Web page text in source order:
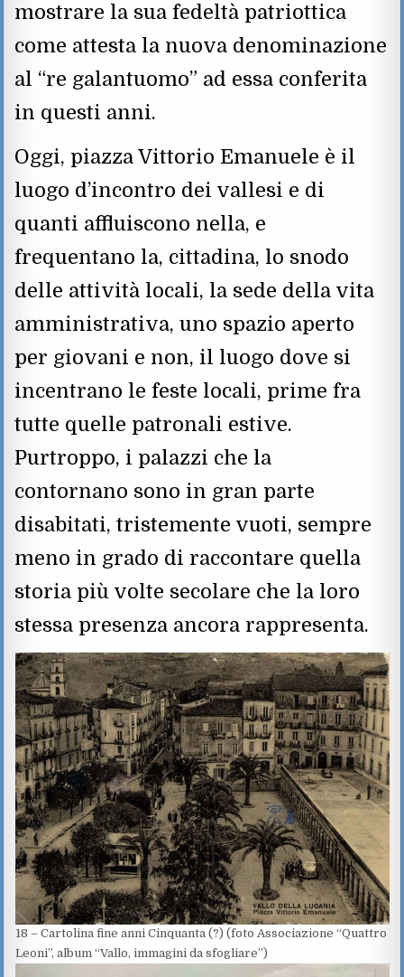
mostrare la sua fedeltà patriottica
come attesta la nuova denominazione
al “re galantuomo” ad essa conferita
in questi anni.
Oggi, piazza Vittorio Emanuele è il
luogo d’incontro dei vallesi e di
quanti affluiscono nella, e
frequentano la, cittadina, lo snodo
delle attività locali, la sede della vita
amministrativa, uno spazio aperto
per giovani e non, il luogo dove si
incentrano le feste locali, prime fra
tutte quelle patronali estive.
Purtroppo, i palazzi che la
contornano sono in gran parte
disabitati, tristemente vuoti, sempre
meno in grado di raccontare quella
storia più volte secolare che la loro
stessa presenza ancora rappresenta.
18 – Cartolina fine anni Cinquanta (?) (foto Associazione “Quattro
Leoni”, album “Vallo, immagini da sfogliare”)